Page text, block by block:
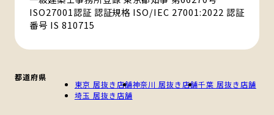
ISO27001認証 認証規格 ISO/IEC 27001:2022 認証
番号 IS 810715
都道府県
東京 居抜き店舗神奈川 居抜き店舗千葉 居抜き店舗
埼玉 居抜き店舗